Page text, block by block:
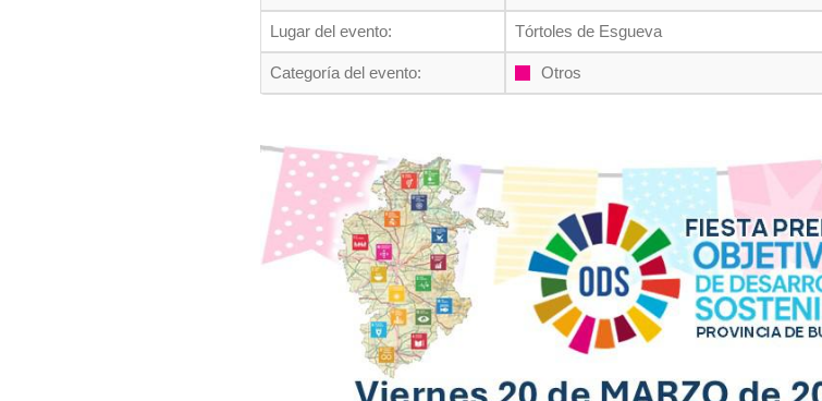
Lugar del evento: Tórtoles de Esgueva
Categoría del evento: Otros